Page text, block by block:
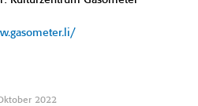
2022